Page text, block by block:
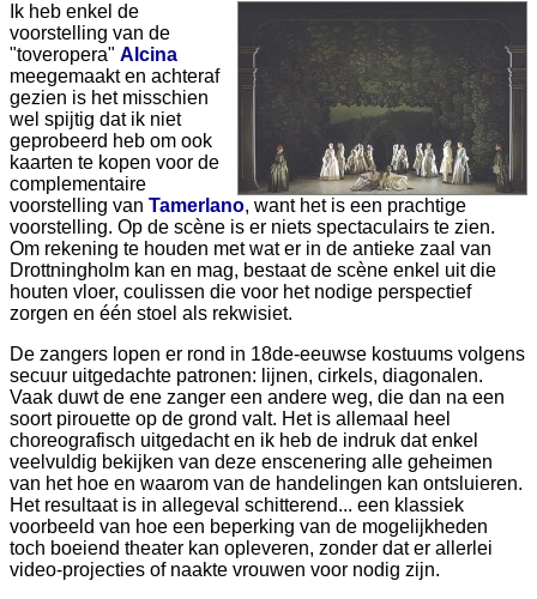
Ik heb enkel de
voorstelling van de
"toveropera" Alcina
meegemaakt en achteraf
gezien is het misschien
wel spijtig dat ik niet
geprobeerd heb om ook
kaarten te kopen voor de
complementaire
voorstelling van Tamerlano, want het is een prachtige
voorstelling. Op de scène is er niets spectaculairs te zien.
Om rekening te houden met wat er in de antieke zaal van
Drottningholm kan en mag, bestaat de scène enkel uit die
houten vloer, coulissen die voor het nodige perspectief
zorgen en één stoel als rekwisiet.
De zangers lopen er rond in 18de-eeuwse kostuums volgens
secuur uitgedachte patronen: lijnen, cirkels, diagonalen.
Vaak duwt de ene zanger een andere weg, die dan na een
soort pirouette op de grond valt. Het is allemaal heel
choreografisch uitgedacht en ik heb de indruk dat enkel
veelvuldig bekijken van deze enscenering alle geheimen
van het hoe en waarom van de handelingen kan ontsluieren.
Het resultaat is in allegeval schitterend... een klassiek
voorbeeld van hoe een beperking van de mogelijkheden
toch boeiend theater kan opleveren, zonder dat er allerlei
video-projecties of naakte vrouwen voor nodig zijn.